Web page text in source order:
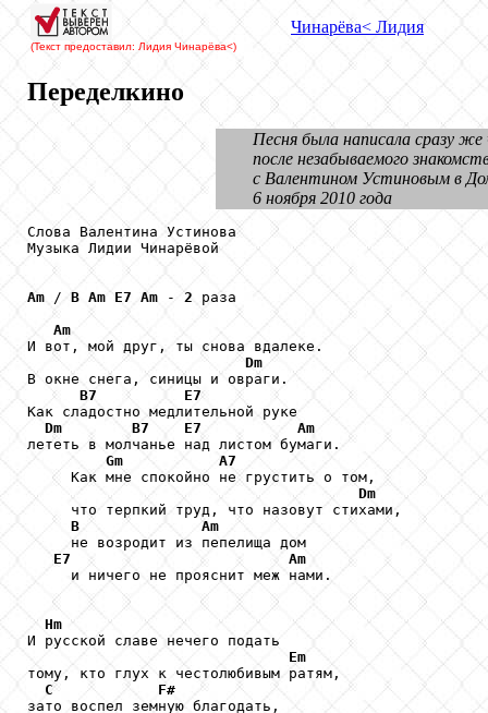
(Текст предоставил: Лидия Чинарёва<)
Чинарёва< Лидия
Переделкино
Песня была написала сразу
после незабываемого
с Валентином Устиновым в
6 ноября 2010 года
Слова Валентина Устинова
Музыка Лидии Чинарёвой
Am / B Am E7 Am - 2 раза
Am
И вот, мой друг, ты снова вдалеке.
Dm
В окне снега, синицы и овраги.
B7
E7
Как сладостно медлительной руке
Dm
B7 E7
Am
лететь в молчанье над листом бумаги.
Gm
A7
     Как мне спокойно не грустить о том,
Dm
     что терпкий труд, что назовут стихами,
B
Am
     не возродит из пепелища дом
E7
Am
     и ничего не прояснит меж нами.
Hm
И русской славе нечего подать
Em
тому, кто глух к честолюбивым ратям,
C
F#